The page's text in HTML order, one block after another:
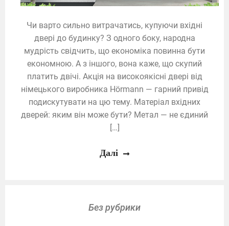
Чи варто сильно витрачатись, купуючи вхідні
двері до будинку? З одного боку, народна
мудрість свідчить, що економіка повинна бути
економною. А з іншого, вона каже, що скупий
платить двічі. Акція на високоякісні двері від
німецького виробника Hörmann — гарний привід
подискутувати на цю тему. Матеріал вхідних
дверей: яким він може бути? Метал — не єдиний
[…]
Далі
Без рубрики